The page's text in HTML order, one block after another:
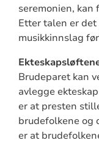
seremonien, kan
Etter talen er
musikkinnslag
Brudeparet kan
avlegge
er at presten
brudefolkene og
er at